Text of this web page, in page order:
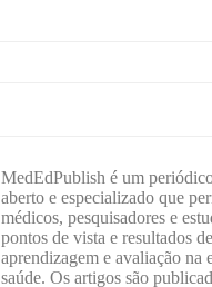
MedEdPublish é um
aberto e especializado que
médicos, pesquisadores e
pontos de vista e resultados
aprendizagem e avaliação na
saúde. Os artigos são